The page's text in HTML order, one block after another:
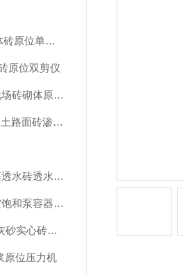
ZC-YJ150砌体砖原位单剪仪
原位双剪仪
SL-80A数显现场砖砌体原位压力机
LBT-2101混凝土路面砖渗透率测试仪
LBT-Z102砂基透水砖透水速率测试仪
LBT-Z101真空饱和泵容器装置试验桶
LBT-550蒸压灰砂实心砖干燥收缩率快速试验仪装置
原位压力机